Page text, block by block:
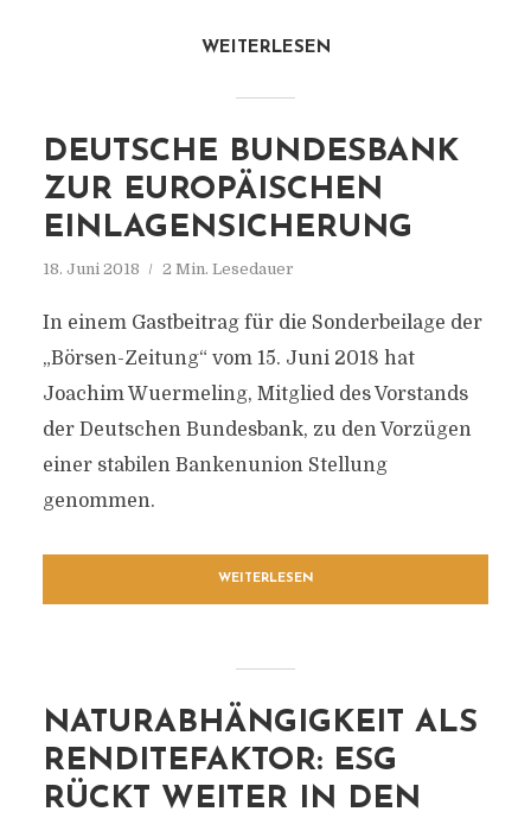
WEITERLESEN
DEUTSCHE BUNDESBANK
ZUR EUROPÄISCHEN
EINLAGENSICHERUNG
18. Juni 2018 2 Min. Lesedauer
In einem Gastbeitrag für die Sonderbeilage der
„Börsen-Zeitung“ vom 15. Juni 2018 hat
Joachim Wuermeling, Mitglied des Vorstands
der Deutschen Bundesbank, zu den Vorzügen
einer stabilen Bankenunion Stellung
genommen.
WEITERLESEN
NATURABHÄNGIGKEIT ALS
RENDITEFAKTOR: ESG
RÜCKT WEITER IN DEN